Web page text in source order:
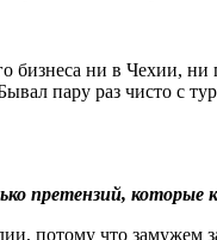
бизнеса ни в Чехии,
пару раз чисто с
претензий,
потому что замужем